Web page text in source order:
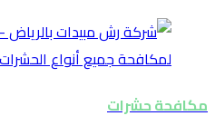
مكافحة حشرات